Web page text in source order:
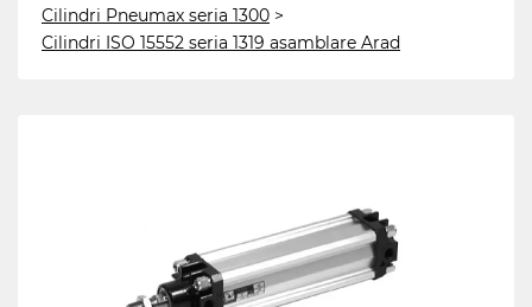
Cilindri Pneumax seria 1300 >
Cilindri ISO 15552 seria 1319 asamblare Arad